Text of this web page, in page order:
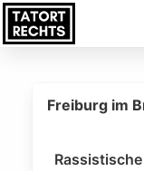
Freiburg im